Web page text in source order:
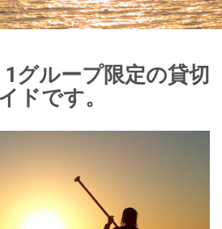
グループ限定の貸切
ドです。